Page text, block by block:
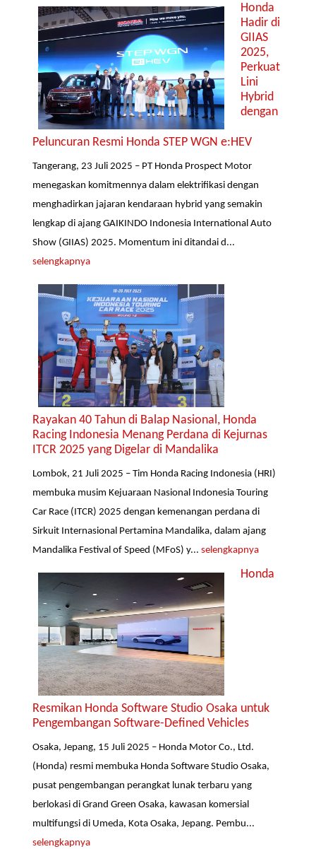
Honda
Hadir di
GIIAS
2025,
Perkuat
Lini
Hybrid
dengan
Peluncuran Resmi Honda STEP WGN e:HEV
Tangerang, 23 Juli 2025 – PT Honda Prospect Motor
menegaskan komitmennya dalam elektrifikasi dengan
menghadirkan jajaran kendaraan hybrid yang semakin
lengkap di ajang GAIKINDO Indonesia International Auto
Show (GIIAS) 2025. Momentum ini ditandai d...
selengkapnya
Rayakan 40 Tahun di Balap Nasional, Honda
Racing Indonesia Menang Perdana di Kejurnas
ITCR 2025 yang Digelar di Mandalika
Lombok, 21 Juli 2025 – Tim Honda Racing Indonesia (HRI)
membuka musim Kejuaraan Nasional Indonesia Touring
Car Race (ITCR) 2025 dengan kemenangan perdana di
Sirkuit Internasional Pertamina Mandalika, dalam ajang
Mandalika Festival of Speed (MFoS) y...selengkapnya
Honda
Resmikan Honda Software Studio Osaka untuk
Pengembangan Software-Defined Vehicles
Osaka, Jepang, 15 Juli 2025 – Honda Motor Co., Ltd.
(Honda) resmi membuka Honda Software Studio Osaka,
pusat pengembangan perangkat lunak terbaru yang
berlokasi di Grand Green Osaka, kawasan komersial
multifungsi di Umeda, Kota Osaka, Jepang. Pembu...
selengkapnya